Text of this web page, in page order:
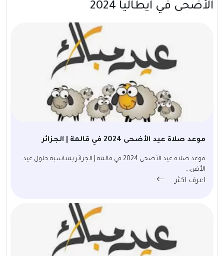
الأضحى في ايطاليا 2024
موعد صلاة عيد الأضحى 2024 في قالمة | الجزائر
موعد صلاة عيد الأضحى 2024 في قالمة | الجزائر بمناسبة حلول عيد
الأض...
اعرف اكثر